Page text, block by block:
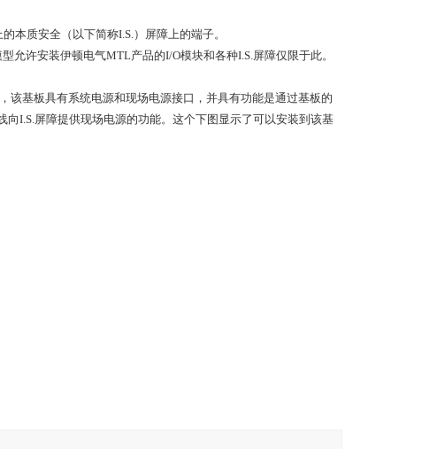
本质安全（以下简称I.S.）屏障上的端子。
允许安装伊顿电气MTL产品的I/O模块和各种I.S.屏障仅限于此。
该基板具有系统电源和现场电源接口，并具有功能是通过基板的
I.S.屏障提供现场电源的功能。这个下图显示了可以安装到该基